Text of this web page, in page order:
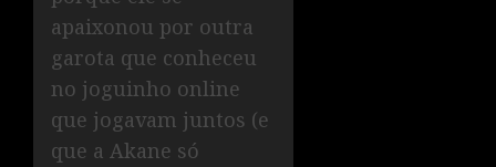
apaixonou por outra
garota que conheceu
no joguinho online
que jogavam juntos (e
que a Akane só